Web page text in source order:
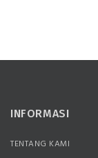
INFORMASI
TENTANG KAMI